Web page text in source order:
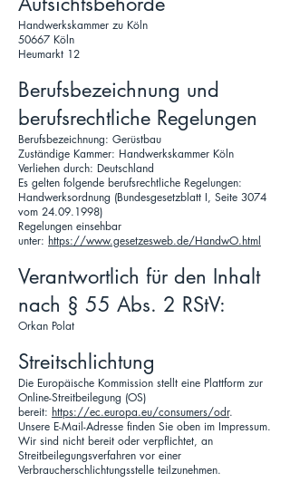
Handwerkskammer zu Köln
50667 Köln
Heumarkt 12
Berufsbezeichnung und
berufsrechtliche Regelungen
Berufsbezeichnung: Gerüstbau
Zuständige Kammer: Handwerkskammer Köln
Verliehen durch: Deutschland
Es gelten folgende berufsrechtliche Regelungen:
Handwerksordnung (Bundesgesetzblatt I, Seite 3074
vom 24.09.1998)
Regelungen einsehbar
unter: https://www.gesetzesweb.de/HandwO.html
Verantwortlich für den Inhalt
nach § 55 Abs. 2 RStV:
Orkan Polat
Streitschlichtung
Die Europäische Kommission stellt eine Plattform zur
Online-Streitbeilegung (OS)
bereit: https://ec.europa.eu/consumers/odr.
Unsere E-Mail-Adresse finden Sie oben im Impressum.
Wir sind nicht bereit oder verpflichtet, an
Streitbeilegungsverfahren vor einer
Verbraucherschlichtungsstelle teilzunehmen.